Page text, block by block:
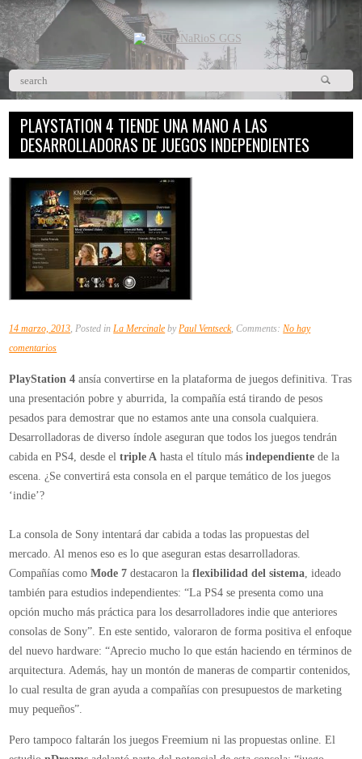
PLAYSTATION 4 TIENDE UNA MANO A LAS
DESARROLLADORAS DE JUEGOS INDEPENDIENTES
14 marzo, 2013, Posted inLa Mercinale byPaul Ventseck, Comments:No hay
comentariosen
4
tiende
una
mano
a
las
juegos
independientes
PlayStation 4 ansía convertirse en la plataforma de juegos definitiva. Tras
una presentación pobre y aburrida, la compañía está tirando de pesos
pesados para demostrar que no estamos ante una consola cualquiera.
Desarrolladoras de diverso índole aseguran que todos los juegos tendrán
cabida en PS4, desde eltriple A hasta el título másindependiente de la
escena. ¿Se convertirá esta consola en el parque temático de los juegos
‘indie’?
La consola de Sony intentará dar cabida a todas las propuestas del
mercado. Al menos eso es lo que aseguran estas desarrolladoras.
Compañías comoMode 7 destacaron laflexibilidad del sistema, ideado
también para estudios independientes: “La PS4 se presenta como una
opción mucho más práctica para los desarrolladores indie que anteriores
consolas de Sony”. En este sentido, valoraron de forma positiva el enfoque
del nuevo hardware: “Aprecio mucho lo que están haciendo en términos de
arquitectura. Además, hay un montón de maneras de compartir contenidos,
lo cual resulta de gran ayuda a compañías con presupuestos de marketing
muy pequeños”.
Pero tampoco faltarán los juegos Freemium ni las propuestas online. El